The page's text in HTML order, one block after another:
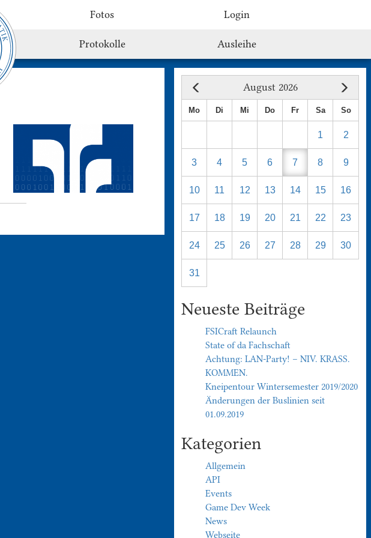
Fotos Login
Protokolle Ausleihe
August 2026
Mo Di Mi Do Fr Sa So
1 2
3 4 5 6 7 8 9
10 11 12 13 14 15 16
17 18 19 20 21 22 23
24 25 26 27 28 29 30
31
Neueste Beiträge
FSICraft Relaunch
State of da Fachschaft
Achtung: LAN-Party! – NIV. KRASS.
KOMMEN.
Kneipentour Wintersemester 2019/2020
Änderungen der Buslinien seit
01.09.2019
Kategorien
Allgemein
API
Events
Game Dev Week
News
Webseite